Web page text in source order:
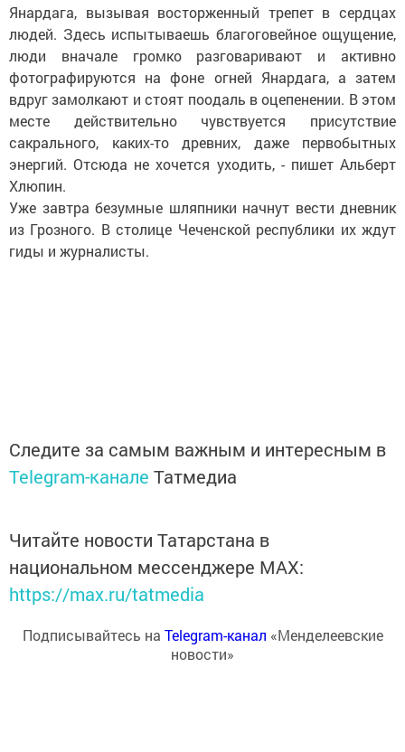
Янардага, вызывая восторженный трепет в сердцах
людей. Здесь испытываешь благоговейное ощущение,
люди вначале громко разговаривают и активно
фотографируются на фоне огней Янардага, а затем
вдруг замолкают и стоят поодаль в оцепенении. В этом
месте действительно чувствуется присутствие
сакрального, каких-то древних, даже первобытных
энергий. Отсюда не хочется уходить, - пишет Альберт
Хлюпин.
Уже завтра безумные шляпники начнут вести дневник
из Грозного. В столице Чеченской республики их ждут
гиды и журналисты.
Следите за самым важным и интересным в
Telegram-канале Татмедиа
Читайте новости Татарстана в
национальном мессенджере MАХ:
https://max.ru/tatmedia
Подписывайтесь на Telegram-канал «Менделеевские
новости»